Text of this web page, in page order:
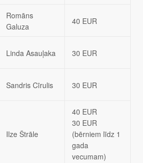
Romāns
Galuza
40 EUR
Linda Asauļaka 30 EUR
Sandris Cīrulis 30 EUR
Ilze Štrāle
40 EUR
30 EUR
(bērniem līdz 1
gada
vecumam)